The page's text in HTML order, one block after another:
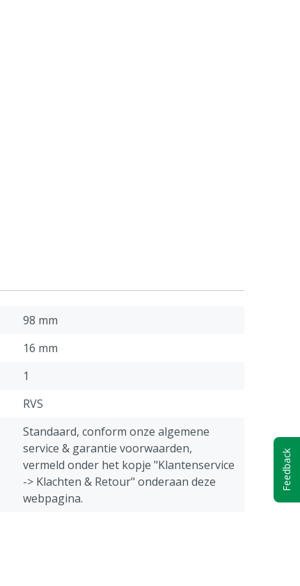
98 mm
16 mm
1
RVS
Standaard, conform onze algemene
service & garantie voorwaarden,
vermeld onder het kopje "Klantenservice
-> Klachten & Retour" onderaan deze
webpagina.
Feedback